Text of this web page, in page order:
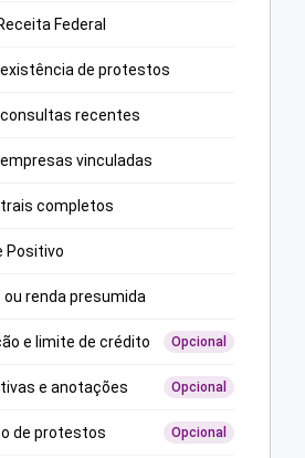
Federal
existência de protestos
consultas recentes
vinculadas
completos
Positivo
renda presumida
e limite de crédito Opcional
e anotações Opcional
de protestos Opcional